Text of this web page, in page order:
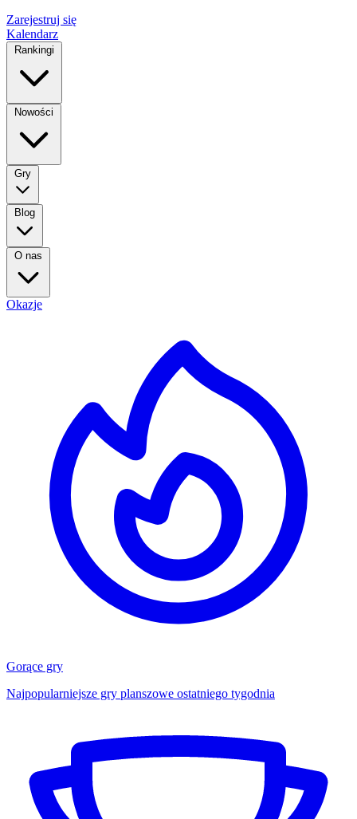
Zarejestruj się
Kalendarz
Rankingi
Nowości
Gry
Blog
O nas
Okazje
Gorące gry
Najpopularniejsze gry planszowe ostatniego tygodnia